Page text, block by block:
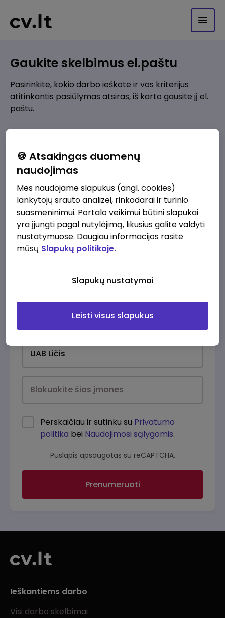
Gaukite skelbimus el.paštu
Pasirinkite, kokio darbo ieškote ir vos kriterijus
atitinkantis pasiūlymas atsiras, iš karto gausite jį el.
paštu.
Pridėti naują
Kokios srities darbo pasiūlymai jus domina?
Pridėti naują
Perskaičiau ir sutinku su Privatumo
politika bei Naudojimosi sąlygomis.
Puslapis apsaugotas su reCAPTCHA.
Prenumeruoti
Ieškantiems darbo
Visi darbo skelbimai
🍪 Atsakingas duomenų
naudojimas
Mes naudojame slapukus (angl. cookies)
lankytojų srauto analizei, rinkodarai ir turinio
suasmeninimui. Portalo veikimui būtini slapukai
yra įjungti pagal nutylėjimą, likusius galite valdyti
nustatymuose. Daugiau informacijos rasite
mūsų Slapukų politikoje.
Slapukų nustatymai
Leisti visus slapukus